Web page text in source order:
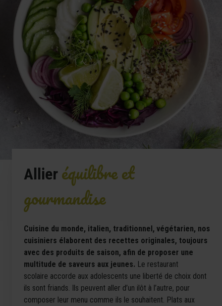
Allier équilibre et
gourmandise
Cuisine du monde, italien, traditionnel, végétarien, nos
cuisiniers élaborent des recettes originales, toujours
avec des produits de saison, afin de proposer une
multitude de saveurs aux jeunes. Le restaurant
scolaire accorde aux adolescents une liberté de choix dont
ils sont friands. Ils peuvent aller d’un ilôt à l’autre, pour
composer leur menu comme ils le souhaitent. Plats aux